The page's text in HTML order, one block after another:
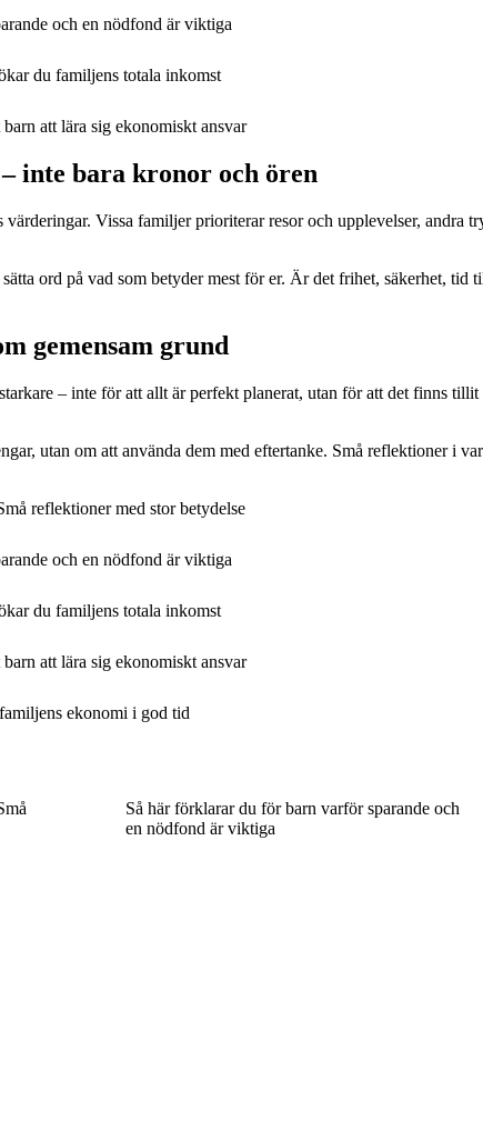
och en nödfond är viktiga
du familjens totala inkomst
att lära sig ekonomiskt ansvar
inte bara kronor och ören
Vissa familjer prioriterar resor och upplevelser,
ord på vad som betyder mest för er. Är det frihet, säkerhet, tid
gemensam grund
– inte för att allt är perfekt planerat, utan för att det finns
utan om att använda dem med eftertanke. Små reflektioner i
reflektioner med stor betydelse
och en nödfond är viktiga
du familjens totala inkomst
att lära sig ekonomiskt ansvar
ekonomi i god tid
Så här förklarar du för barn varför sparande och
en nödfond är viktiga